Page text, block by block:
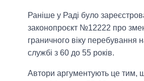
Раніше у Раді було
законопроєкт №12222 про
граничного віку перебування
службі з 60 до 55 років.
Автори аргументують це тим,